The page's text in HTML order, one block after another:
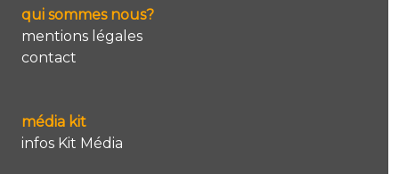
qui sommes nous?
mentions légales
contact
média kit
infos Kit Média